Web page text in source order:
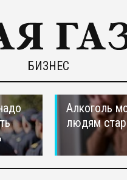
БИЗНЕС
Алкоголь
людям